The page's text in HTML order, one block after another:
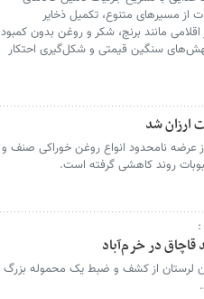
از مسیرهای متنوع، تکمیل ذخایر
اقلامی مانند برنج، شکر و روغن بدون کمبود
سنگین قیمتی و شکل‌گیری احتکار
ارزان شد
عرضه نامحدود انواع روغن خوراکی صنف و
روند کاهشی گرفته است.
:
لرستان از کشف و ضبط یک محموله بزرگ